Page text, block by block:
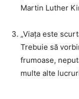
Martin Luther
„Viața este
Trebuie să
frumoase,
multe alte